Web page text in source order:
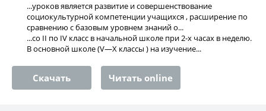
...уроков является развитие и совершенствование
социокультурной компетенции учащихся , расширение по
сравнению с базовым уровнем знаний о...
...со II по IV класс в начальной школе при 2-х часах в неделю.
В основной школе (V—X классы ) на изучение...
Скачать Читать online